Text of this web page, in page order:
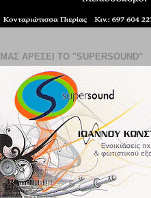
ΜΑΣ ΑΡΕΣΕΙ ΤΟ "SUPERSOUND"